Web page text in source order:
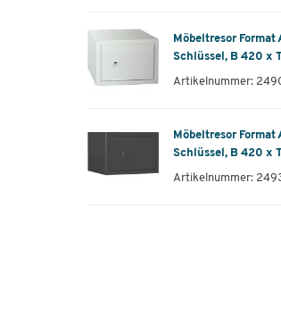
Möbeltresor
Schlüssel, B 420 x
Artikelnummer:
Möbeltresor
Schlüssel, B 420 x
Artikelnummer: